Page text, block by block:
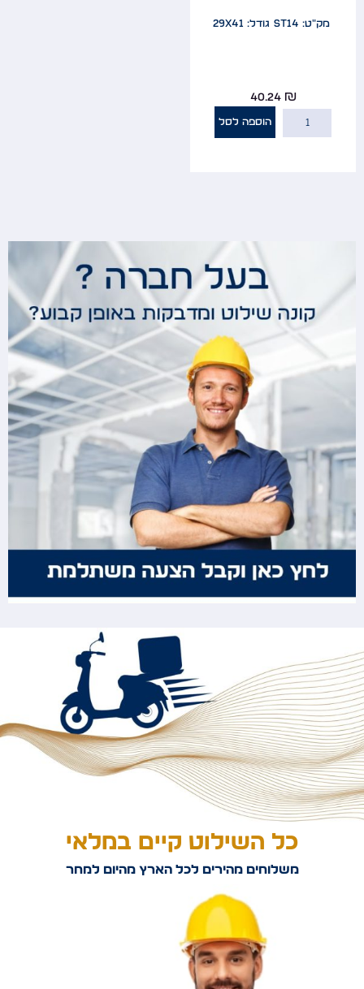
מק"ט: ST14 גודל: 29x41
40.24₪
הוספה לסל
כל השילוט קיים במלאי
משלוחים מהירים לכל הארץ מהיום למחר